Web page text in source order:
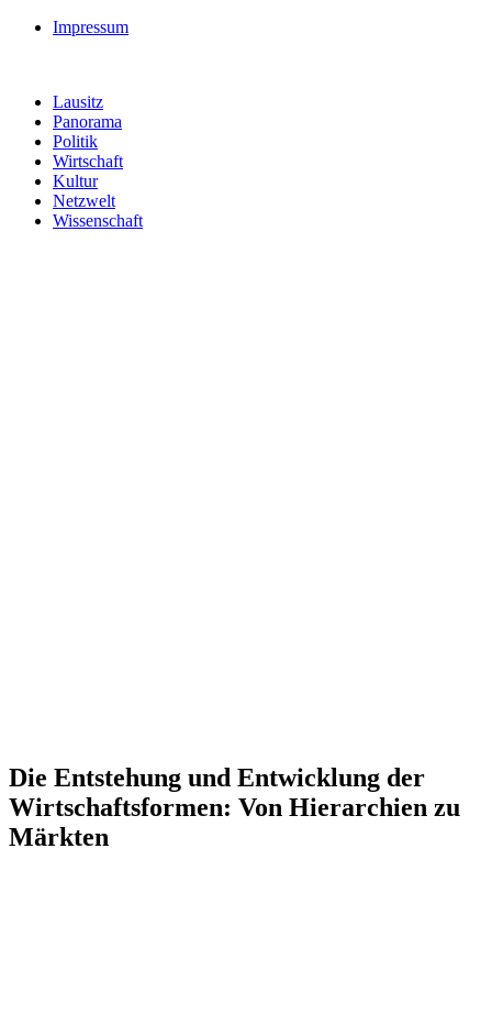
Impressum
Lausitz
Panorama
Politik
Wirtschaft
Kultur
Netzwelt
Wissenschaft
Die Entstehung und Entwicklung der
Wirtschaftsformen: Von Hierarchien zu
Märkten